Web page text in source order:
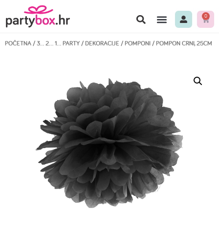
0
POČETNA/3… 2… 1… PARTY/DEKORACIJE/POMPONI/ POMPON CRNI, 25CM